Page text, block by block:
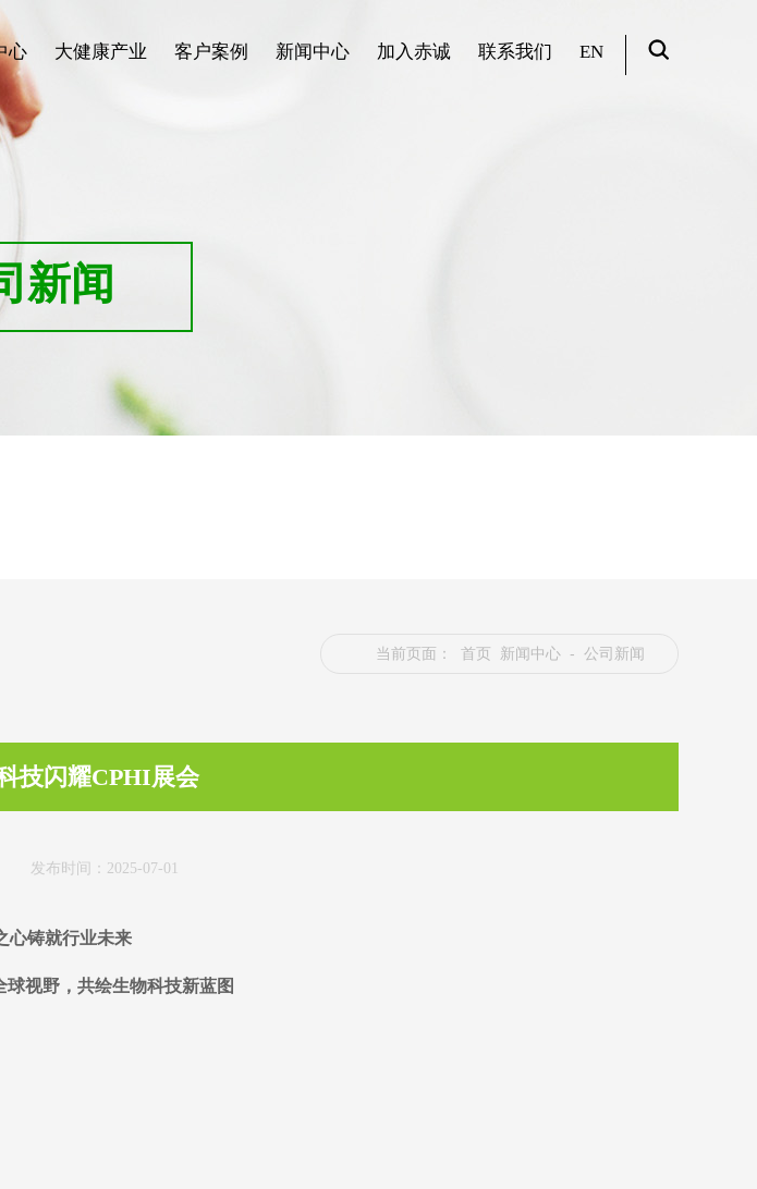
心 大健康产业 客户案例 新闻中心 加入赤诚 联系我们 EN
新闻
当前页面： 首页 新闻中心 - 公司新闻
技闪耀CPHI展会
布时间：2025-07-01
心铸就行业未来
视野，共绘生物科技新蓝图